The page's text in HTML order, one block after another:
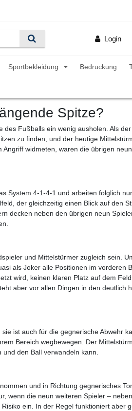
Login
Sportbekleidung Bedruckung
Spitze?
Fußballs ein wenig ausholen. Als
zu finden, und der heutige
widmeten, waren die übrigen
System 4-1-4-1 und arbeiten folglich
der gleichzeitig einen Blick auf den
decken neben den übrigen neun
und Mittelstürmer zugleich sein.
als Joker alle Positionen im vorderen
wird, keinen klaren Platz auf dem
aber vor allen Dingen in den deutlich
ist auch für die gegnerische Abwehr
Bereich wegbewegen. Der
den Ball verwandeln kann.
und in Richtung gegnerisches
wenn die neun weiteren Spieler –
ein. In der Regel funktioniert aber